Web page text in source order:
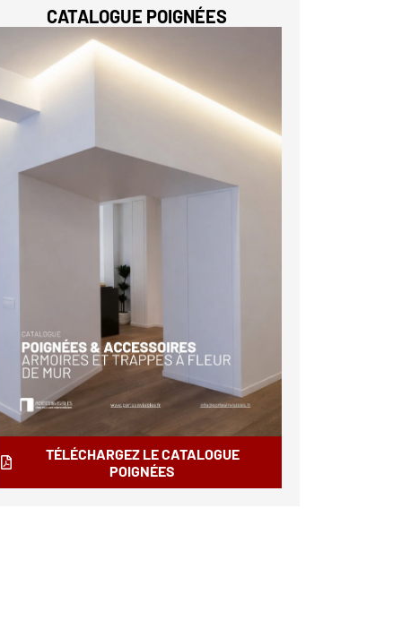
CATALOGUE POIGNÉES
TÉLÉCHARGEZ LE CATALOGUE
POIGNÉES